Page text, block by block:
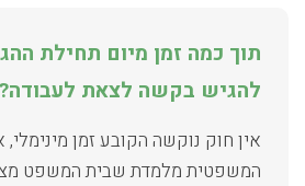
תוך כמה זמן מיום תחילת
להגיש בקשה לצאת לעבודה?
אין חוק נוקשה הקובע זמן
המשפטית מלמדת שבית המשפט